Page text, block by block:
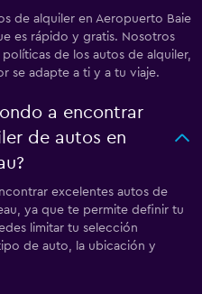
de alquiler en Aeropuerto Baie
es rápido y gratis. Nosotros
de los autos de alquiler,
se adapte a ti y a tu viaje.
a encontrar
de autos en
excelentes autos de
ya que te permite definir tu
limitar tu selección
de auto, la ubicación y